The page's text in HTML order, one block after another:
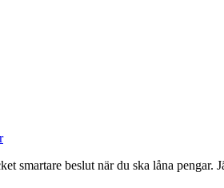
smartare beslut när du ska låna